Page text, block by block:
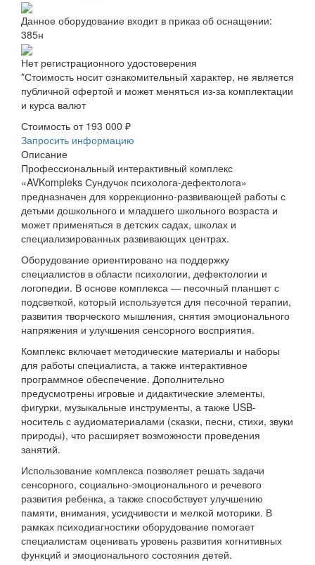
Данное оборудование входит в приказ об оснащении:
385н
Нет регистрационного удостоверения
*Стоимость носит ознакомительный характер, не является
публичной офертой и может меняться из-за комплектации
и курса валют
Стоимость от 193 000 ₽
Запросить информацию
Описание
Профессиональный интерактивный комплекс
«AVKompleks Сундучок психолога-дефектолога»
предназначен для коррекционно-развивающей работы с
детьми дошкольного и младшего школьного возраста и
может применяться в детских садах, школах и
специализированных развивающих центрах.
Оборудование ориентировано на поддержку
специалистов в области психологии, дефектологии и
логопедии. В основе комплекса — песочный планшет с
подсветкой, который используется для песочной терапии,
развития творческого мышления, снятия эмоционального
напряжения и улучшения сенсорного восприятия.
Комплекс включает методические материалы и наборы
для работы специалиста, а также интерактивное
программное обеспечение. Дополнительно
предусмотрены игровые и дидактические элементы,
фигурки, музыкальные инструменты, а также USB-
носитель с аудиоматериалами (сказки, песни, стихи, звуки
природы), что расширяет возможности проведения
занятий.
Использование комплекса позволяет решать задачи
сенсорного, социально-эмоционального и речевого
развития ребенка, а также способствует улучшению
памяти, внимания, усидчивости и мелкой моторики. В
рамках психодиагностики оборудование помогает
специалистам оценивать уровень развития когнитивных
функций и эмоционального состояния детей.